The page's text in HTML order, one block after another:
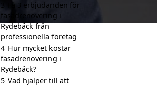
3
Få 3 erbjudanden för
fasadrenovering i
Rydebäck från
professionella företag
4 Hur mycket kostar
fasadrenovering i
Rydebäck?
5 Vad hjälper till att